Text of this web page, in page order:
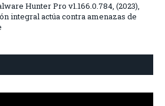
Hunter Pro v1.166.0.784, (2023),
integral actúa contra amenazas de